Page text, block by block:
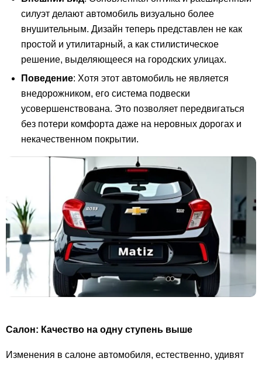
силуэт делают автомобиль визуально более
внушительным. Дизайн теперь представлен не как
простой и утилитарный, а как стилистическое
решение, выделяющееся на городских улицах.
Поведение: Хотя этот автомобиль не является
внедорожником, его система подвески
усовершенствована. Это позволяет передвигаться
без потери комфорта даже на неровных дорогах и
некачественном покрытии.
Салон: Качество на одну ступень выше
Изменения в салоне автомобиля, естественно, удивят